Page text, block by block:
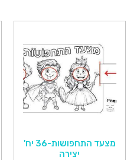
מצעד התחפושות-36 יח'
יצירה